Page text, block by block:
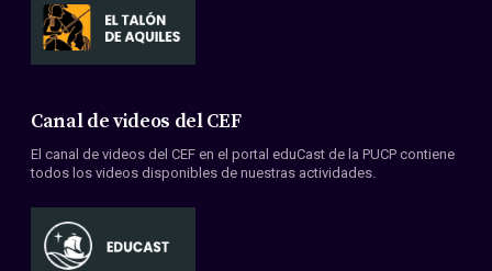
Canal de videos del CEF
El canal de videos del CEF en el portal eduCast de la PUCP contiene
todos los videos disponibles de nuestras actividades.